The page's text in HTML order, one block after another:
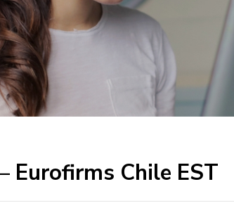
Eurofirms Chile EST